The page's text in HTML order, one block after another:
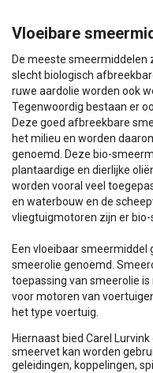
Vloeibare
De meeste smeermiddelen
slecht biologisch
ruwe aardolie worden ook
Tegenwoordig bestaan er
Deze goed afbreekbare
het milieu en worden
genoemd. Deze bio-
plantaardige en dierlijke
worden vooral veel
en waterbouw en de
vliegtuigmotoren zijn er
Een vloeibaar smeermiddel
smeerolie genoemd.
toepassing van smeerolie
voor motoren van
het type voertuig.
Hiernaast bied Carel Lurvink
smeervet kan worden
geleidingen, koppelingen,